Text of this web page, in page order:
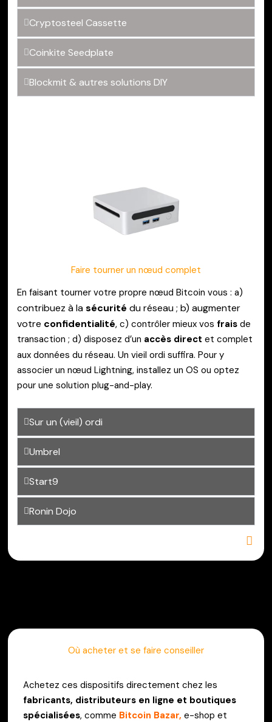
Cryptosteel Cassette
Coinkite Seedplate
Blockmit & autres solutions DIY
Faire tourner un nœud complet
En faisant tourner votre propre nœud Bitcoin vous : a)
contribuez à lasécurité du réseau ; b) augmenter
votre confidentialité, c) contrôler mieux vos frais de
transaction ; d) disposez d’un accès direct et complet
aux données du réseau. Un vieil ordi suffira. Pour y
associer un nœud Lightning, installez un OS ou optez
pour une solution plug-and-play.
Sur un (vieil) ordi
Umbrel
Start9
Ronin Dojo
Où acheter et se faire conseiller
Achetez ces dispositifs directement chez les
fabricants, distributeurs en ligne et boutiques
spécialisées, comme Bitcoin Bazar, e-shop et